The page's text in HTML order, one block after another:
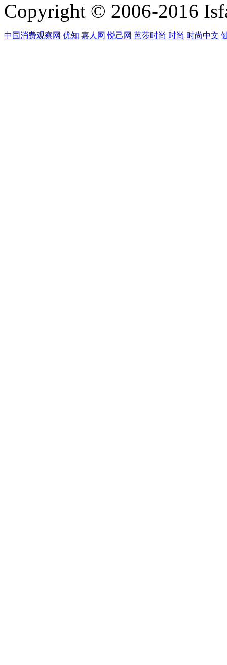
Copyright © 2006-2016
中国消费观察网 优知 嘉人网 悦己网 芭莎时尚 时尚 时尚中文